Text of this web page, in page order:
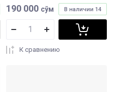
В наличии 14
190 000 сўм
К сравнению